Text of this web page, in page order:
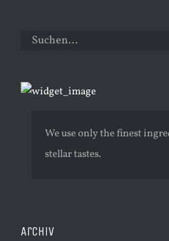
Suche
We use only the finest
stellar tastes.
Archiv